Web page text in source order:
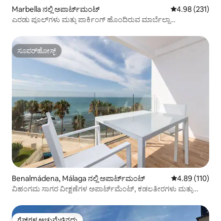
Marbella ನಲ್ಲಿ ಅಪಾರ್ಟ್‌ಮಂಟ್ 5 ರಲ್ಲಿ 4.98
4.98 (231)
ಎರಡು ಪೂಲ್‌ಗಳು ಮತ್ತು ಪಾರ್ಕಿಂಗ್ ಹೊಂದಿರುವ ಮಾರ್ಬೆಲ್ಲಾ
ಸೂಪರ್‌ಹೋಸ್ಟ್
ಸೂಪರ್‌ಹೋಸ್ಟ್
Benalmádena, Málaga ನಲ್ಲಿ ಅಪಾರ್ಟ್‌ಮಂಟ್ 5 ರಲ್ಲಿ 4.89
4.89 (110)
ವಿಹಂಗಮ ಸಾಗರ ವೀಕ್ಷಣೆಗಳ ಅಪಾರ್ಟ್‌ಮೆಂಟ್, ಕಡಲತೀರಗಳು ಮತ್ತು